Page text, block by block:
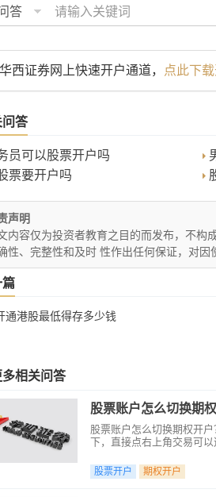
答
西证券网上快速开户通道， 点此下
答
员可以股票开户吗
票要开户吗
声明
内容仅为投资者教育之目的而发布，不构
性、完整性和及时 性作出任何保证，对因
通港股最低得存多少钱
多相关问答
股票账户怎么切换期权
股票账户怎么切换期权开
下，直接点右上角交易可以
股票开户 期权开户